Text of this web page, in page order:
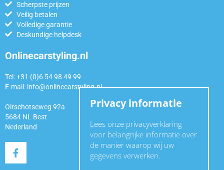
Scherpste prijzen
Veilig betalen
Volledige garantie
Deskundige helpdesk
Onlinecarstyling.nl
Tel: +31 (0)6 54 98 49 99
E-mail: info@onlinecarstyling.nl
Oirschotseweg 92a
5684 NL Best
Nederland
Privacy informatie
Lees onze privacyverklaring
voor belangrijke informatie over
de manier waarop wij uw
gegevens verwerken.